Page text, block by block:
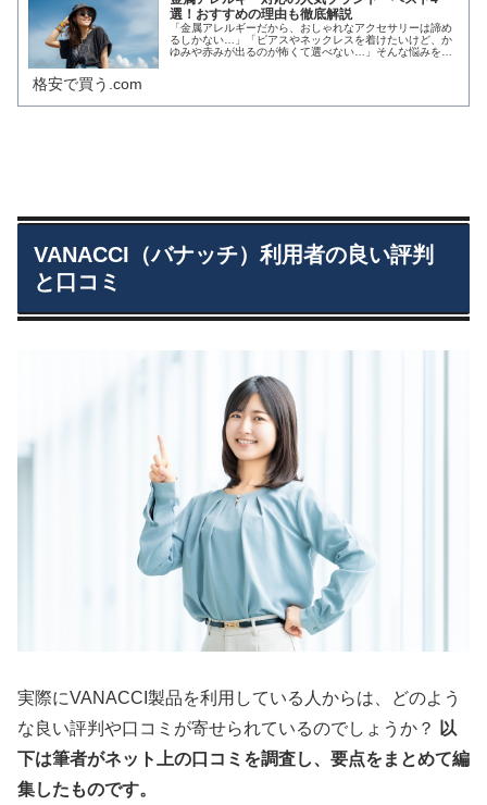
選！おすすめの理由も徹底解説
「金属アレルギーだから、おしゃれなアクセサリーは諦め
るしかない…」「ピアスやネックレスを着けたいけど、か
ゆみや赤みが出るのが怖くて選べない…」そんな悩みを抱
格安で買う.com
VANACCI（バナッチ）利用者の良い評判
と口コミ
実際にVANACCI製品を利用している人からは、どのよう
な良い評判や口コミが寄せられているのでしょうか？
以
下は筆者がネット上の口コミを調査し、要点をまとめて編
集したものです。